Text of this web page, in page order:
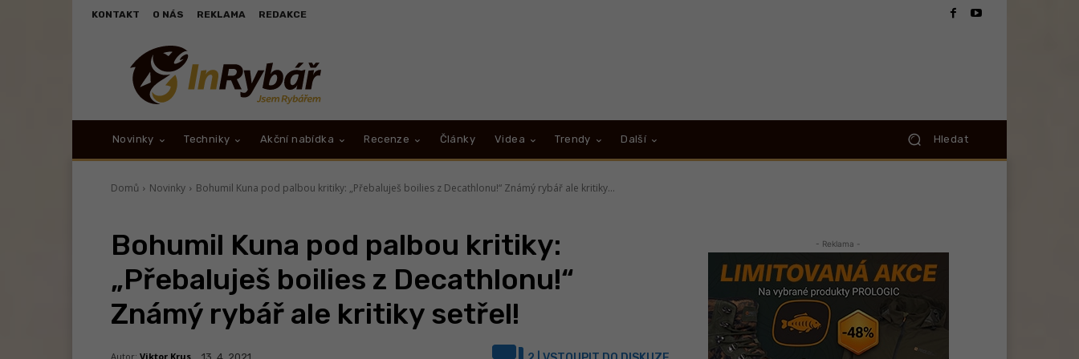
KONTAKT O NÁS REKLAMA REDAKCE
Novinky Techniky Akční nabídka Recenze Články Videa Trendy Další Hledat
Domů Novinky Bohumil Kuna pod palbou kritiky: „Přebaluješ boilies z Decathlonu!“ Známý rybář ale kritiky...
Bohumil Kuna pod palbou kritiky:
„Přebaluješ boilies z Decathlonu!“
Známý rybář ale kritiky setřel!
Autor: Viktor Krus
- Reklama -